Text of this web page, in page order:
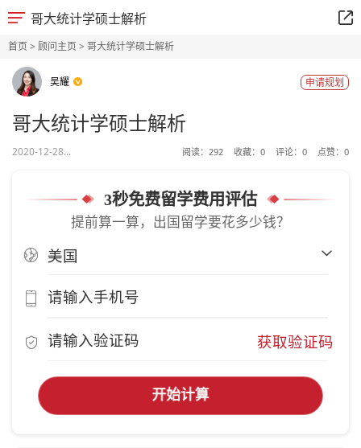
哥大统计学硕士解析
首页> 顾问主页> 哥大统计学硕士解析
吴耀 申请规划
哥大统计学硕士解析
2020-12-28... 阅读： 292 收藏： 0 评论： 0 点赞： 0
3秒免费留学费用评估
提前算一算，出国留学要花多少钱？
获取验证码
开始计算